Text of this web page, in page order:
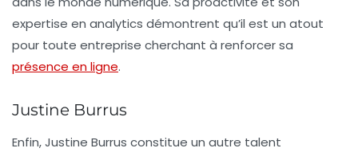
expertise en analytics démontrent qu’il est un atout
pour toute entreprise cherchant à renforcer sa
présence en ligne.
Justine Burrus
Enfin,Justine Burrus constitue un autre talent